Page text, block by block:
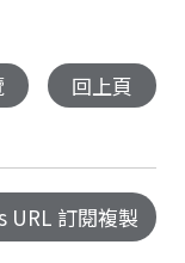
回上頁
URL 訂閱複製